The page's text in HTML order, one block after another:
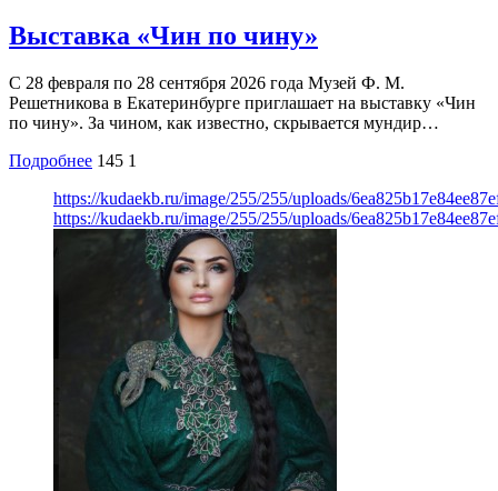
Выставка «Чин по чину»
С 28 февраля по 28 сентября 2026 года Музей Ф. М.
Решетникова в Екатеринбурге приглашает на выставку «Чин
по чину». За чином, как известно, скрывается мундир…
Подробнее 145 1
https://kudaekb.ru/image/255/255/uploads/
https://kudaekb.ru/image/255/255/uploads/